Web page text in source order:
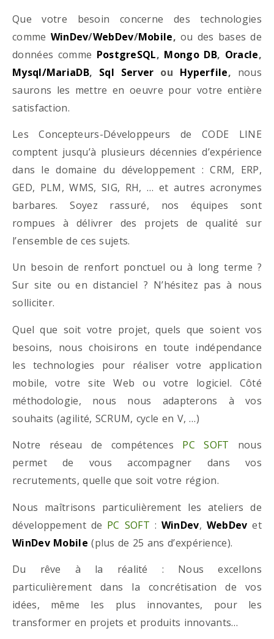
Que votre besoin concerne des technologies
comme WinDev/WebDev/Mobile, ou des bases de
données comme PostgreSQL, Mongo DB, Oracle,
Mysql/MariaDB, Sql Server ou Hyperfile, nous
saurons les mettre en oeuvre pour votre entière
satisfaction.
Les Concepteurs-Développeurs de CODE LINE
comptent jusqu’à plusieurs décennies d’expérience
dans le domaine du développement : CRM, ERP,
GED, PLM, WMS, SIG, RH, … et autres acronymes
barbares. Soyez rassuré, nos équipes sont
rompues à délivrer des projets de qualité sur
l’ensemble de ces sujets.
Un besoin de renfort ponctuel ou à long terme ?
Sur site ou en distanciel ? N’hésitez pas à nous
solliciter.
Quel que soit votre projet, quels que soient vos
besoins, nous choisirons en toute indépendance
les technologies pour réaliser votre application
mobile, votre site Web ou votre logiciel. Côté
méthodologie, nous nous adapterons à vos
souhaits (agilité, SCRUM, cycle en V, …)
Notre réseau de compétences PC SOFT nous
permet de vous accompagner dans vos
recrutements, quelle que soit votre région.
Nous maîtrisons particulièrement les ateliers de
développement de PC SOFT : WinDev, WebDev et
WinDev Mobile (plus de 25 ans d’expérience).
Du rêve à la réalité : Nous excellons
particulièrement dans la concrétisation de vos
idées, même les plus innovantes, pour les
transformer en projets et produits innovants…